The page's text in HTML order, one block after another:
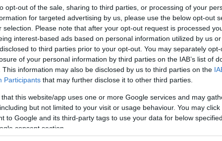
opt-out of the sale, sharing to third parties, or processing of your
for targeted advertising by us, please use the below opt-out
selection. Please note that after your opt-out request is processed
interest-based ads based on personal information utilized by us
to third parties prior to your opt-out. You may separately
of your personal information by third parties on the IAB’s list of
This information may also be disclosed by us to third parties on the
Participants that may further disclose it to other third parties.
that this website/app uses one or more Google services and may
but not limited to your visit or usage behaviour. You may
to Google and its third-party tags to use your data for below
consent section.
Çömez, Erdoğan'ın attığı temeli paylaştı! 'Göz
beceremiyorlar…'https://t.co/B1ubjcsaXi
@halktvcomtraracılığıyla
March 26, 2023
και μέσω … skype, o Ερντογάν εκθείασε
του υποτιθέμενου νοσοκομείου
δεν μιλάμε για κατασκευές με άμμο
τσιμέντο με χάλυβα κάνουμε σωστές
όταν τελείωσε η σύνδεση, αποκαλύφθηκε